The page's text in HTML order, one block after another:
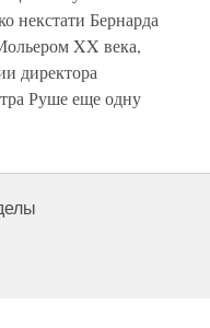
некстати Бернарда
XX века,
директора
Руше еще одну